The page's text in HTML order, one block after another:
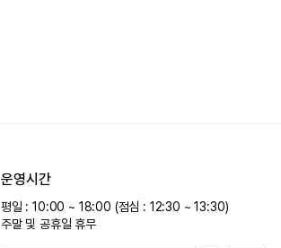
운영시간
평일 : 10:00 ~ 18:00 (점심 : 12:30 ~ 13:30)
주말 및 공휴일 휴무